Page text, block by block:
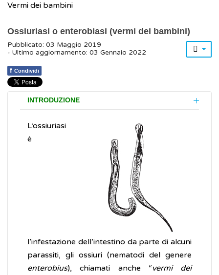
Vermi dei bambini
Ossiuriasi o enterobiasi (vermi dei bambini)
Pubblicato: 03 Maggio 2019
- Ultimo aggiornamento: 03 Gennaio 2022
f Condividi
INTRODUZIONE
L’ossiuriasi
è
l’infestazione dell’intestino da parte di alcuni
parassiti, gli ossiuri (nematodi del genere
enterobius), chiamati anche “vermi dei